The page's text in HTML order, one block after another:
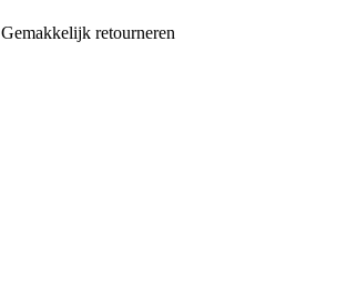
Gemakkelijk retourneren